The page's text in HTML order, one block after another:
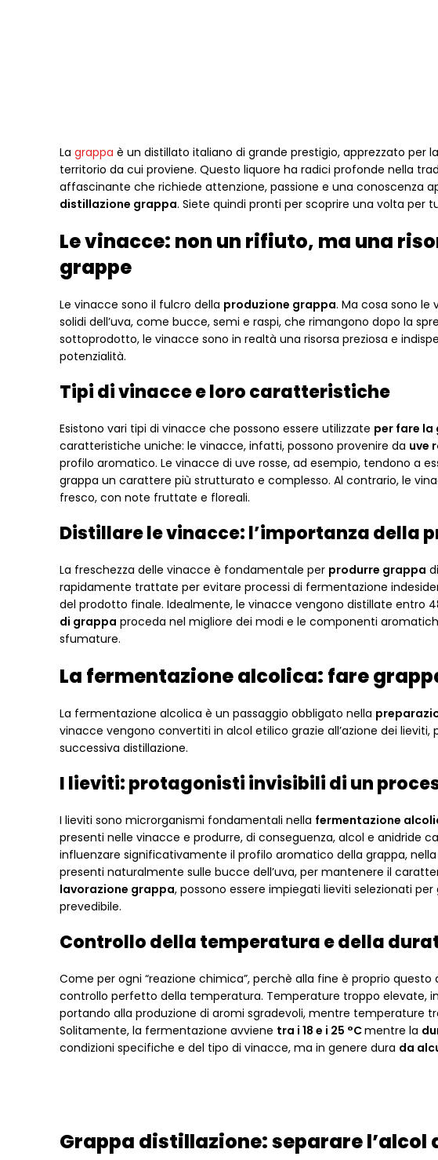
La grappa è un distillato italiano di grande prestigio, apprezzato per
territorio da cui proviene. Questo liquore ha radici profonde nella
affascinante che richiede attenzione, passione e una conoscenza
distillazione grappa. Siete quindi pronti per scoprire una volta per
Le vinacce: non un rifiuto, ma una
grappe
Le vinacce sono il fulcro della produzione grappa. Ma cosa sono le
solidi dell’uva, come bucce, semi e raspi, che rimangono dopo la
sottoprodotto, le vinacce sono in realtà una risorsa preziosa e
potenzialità.
Tipi di vinacce e loro caratteristiche
Esistono vari tipi di vinacce che possono essere utilizzate per fare la
caratteristiche uniche: le vinacce, infatti, possono provenire da uve
profilo aromatico. Le vinacce di uve rosse, ad esempio, tendono a
grappa un carattere più strutturato e complesso. Al contrario, le
fresco, con note fruttate e floreali.
Distillare le vinacce: l’importanza della
La freschezza delle vinacce è fondamentale per produrre grappa
rapidamente trattate per evitare processi di fermentazione
del prodotto finale. Idealmente, le vinacce vengono distillate entro
di grappa proceda nel migliore dei modi e le componenti
sfumature.
La fermentazione alcolica: fare
La fermentazione alcolica è un passaggio obbligato nella
vinacce vengono convertiti in alcol etilico grazie all’azione dei
successiva distillazione.
I lieviti: protagonisti invisibili di un
I lieviti sono microrganismi fondamentali nella fermentazione
presenti nelle vinacce e produrre, di conseguenza, alcol e anidride
influenzare significativamente il profilo aromatico della grappa,
presenti naturalmente sulle bucce dell’uva, per mantenere il
lavorazione grappa, possono essere impiegati lieviti selezionati
prevedibile.
Controllo della temperatura e della
Come per ogni “reazione chimica”, perchè alla fine è proprio
controllo perfetto della temperatura. Temperature troppo elevate,
portando alla produzione di aromi sgradevoli, mentre temperature
Solitamente, la fermentazione avviene tra i 18 e i 25 °Cmentre la
condizioni specifiche e del tipo di vinacce, ma in genere dura da
Grappa distillazione: separare l’alcol